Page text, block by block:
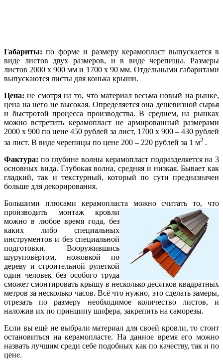
Габариты:по форме и размеру керамопласт выпускается в
виде листов двух размеров, и в виде черепицы. Размеры
листов 2000 х 900 мм и 1700 х 90 мм. Отдельными габаритами
выпускаются листы для конька крыши.
Цена:не смотря на то, что материал весьма новый на рынке,
цена на него не высокая. Определяется она дешевизной сырья
и быстротой процесса производства. В среднем, на рынках
можно встретить керамопласт не армированный размерами
2000 х 900 по цене 450 рублей за лист, 1700 х 900 – 430 рублей
за лист. В виде черепицы по цене 200 – 220 рублей за 1 м2 .
Фактура: по глубине волны керамопласт подразделяется на 3
основных вида. Глубокая волна, средняя и низкая. Бывает как
гладкий, так и текстурный, который по сути предназначен
больше для декорирования.
Большими плюсами керамопласта можно считать то, что
производить монтаж кровли
можно в любое время года, без
каких либо специальных
инструментов и без специальной
подготовки. Вооружившись
шуруповёртом, ножовкой по
дереву и строительной рулеткой
один человек без особого труда
сможет смонтировать крышу в несколько десятков квадратных
метров за несколько часов. Всё что нужно, это сделать замеры,
отрезать по размеру необходимое количество листов, и
наложив их по принципу шифера, закрепить на саморезы.
Если вы ещё не выбрали материал для своей кровли, то стоит
остановиться на керамопласте. На данное время его можно
назвать лучшим среди себе подобных как по качеству, так и по
цене.